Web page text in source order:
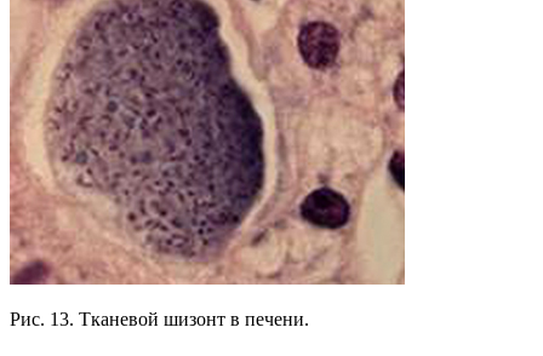
Рис. 13. Тканевой шизонт в печени.